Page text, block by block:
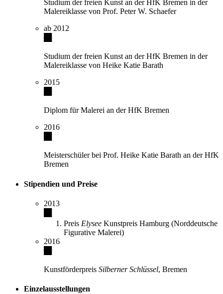
Studium der freien Kunst an der HfK Bremen in der
Malereiklasse von Prof. Peter W. Schaefer
ab 2012
Studium der freien Kunst an der HfK Bremen in der
Malereiklasse von Heike Katie Barath
2015
Diplom für Malerei an der HfK Bremen
2016
Meisterschüler bei Prof. Heike Katie Barath an der HfK
Bremen
Stipendien und Preise
2013
Preis Elysee Kunstpreis Hamburg (Norddeutsche
Figurative Malerei)
2016
Kunstförderpreis Silberner Schlüssel, Bremen
Einzelausstellungen